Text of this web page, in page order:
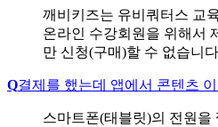
깨비키즈는 유비쿼터스 교
온라인 수강회원을 위해서
만 신청(구매)할 수 없습니
Q결제를 했는데 앱에서 콘텐츠
스마트폰(태블릿)의 전원을